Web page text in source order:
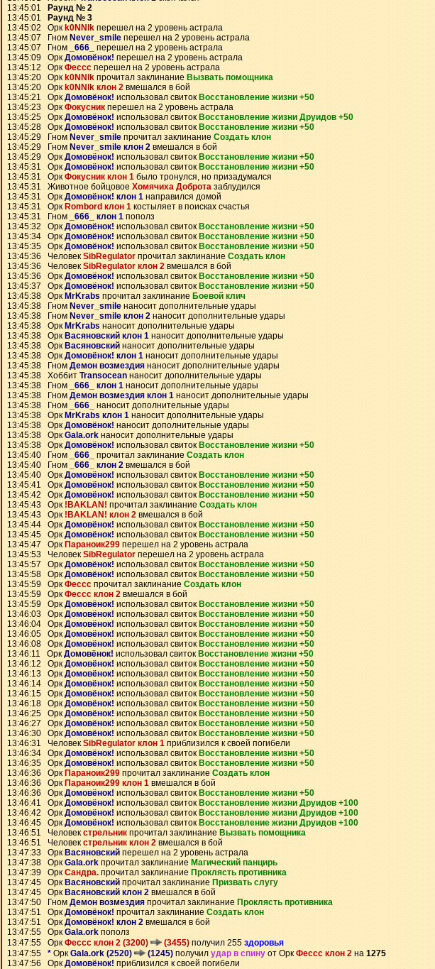
13:45:01
Раунд № 2
13:45:01
Раунд № 3
13:45:02 Орк k0NNlk перешел на 2 уровень астрала
13:45:07 Гном Never_smile перешел на 2 уровень астрала
13:45:07 Гном
_666_
перешел на 2 уровень астрала
13:45:09 ОркДомовёнок! перешел на 2 уровень астрала
13:45:12 ОркФессс перешел на 2 уровень астрала
13:45:20 Орк k0NNlk прочитал заклинание Вызвать помощника
13:45:20 Орк k0NNlk клон 2 вмешался в бой
13:45:21 ОркДомовёнок! использовал свиток Восстановление жизни +50
13:45:23 ОркФокусник перешел на 2 уровень астрала
13:45:25 Орк Домовёнок! использовал свиток Восстановление жизни Друидов +50
13:45:28 ОркДомовёнок! использовал свиток Восстановление жизни +50
13:45:29 Гном Never_smile прочитал заклинание Создать клон
13:45:29 Гном Never_smile клон 2 вмешался в бой
13:45:29 Орк Домовёнок! использовал свиток Восстановление жизни +50
13:45:31 ОркДомовёнок! использовал свиток Восстановление жизни +50
13:45:31 ОркФокусник клон 1 было тронулся, но призадумался
13:45:31 Животное бойцовое Хомячиха Доброта заблудился
13:45:31 Орк Домовёнок! клон 1 направился домой
13:45:31 Орк Rombord клон 1 костыляет в поисках счастья
13:45:31 Гном
_666_ клон 1 пополз
13:45:32 ОркДомовёнок! использовал свиток Восстановление жизни +50
13:45:34 Орк Домовёнок! использовал свиток Восстановление жизни +50
13:45:35 ОркДомовёнок! использовал свиток Восстановление жизни +50
13:45:36 Человек SibRegulator прочитал заклинание Создать клон
13:45:36 ЧеловекSibRegulator клон 2 вмешался в бой
13:45:36 Орк Домовёнок! использовал свиток Восстановление жизни +50
13:45:37 ОркДомовёнок! использовал свиток Восстановление жизни +50
13:45:38 Орк MrKrabs прочитал заклинание Боевой клич
13:45:38 Гном Never_smile наносит дополнительные удары
13:45:38 Гном Never_smile клон 2 наносит дополнительные удары
13:45:38 Орк MrKrabs наносит дополнительные удары
13:45:38 Орк Васяновский клон 1 наносит дополнительные удары
13:45:38 Орк Васяновский наносит дополнительные удары
13:45:38 Орк Домовёнок! клон 1 наносит дополнительные удары
13:45:38 Гном Демон возмездия наносит дополнительные удары
13:45:38 Хоббит Transocean наносит дополнительные удары
13:45:38 Гном
_666_ клон 1 наносит дополнительные удары
13:45:38 Гном Демон возмездия клон 1 наносит дополнительные удары
13:45:38 Гном
_666_
наносит дополнительные удары
13:45:38 Орк MrKrabs клон 1 наносит дополнительные удары
13:45:38 ОркДомовёнок! наносит дополнительные удары
13:45:38 Орк Gala.ork наносит дополнительные удары
13:45:38 ОркДомовёнок! использовал свиток Восстановление жизни +50
13:45:40 Гном
_666_ прочитал заклинание Создать клон
13:45:40 Гном
_666_ клон 2 вмешался в бой
13:45:40 Орк Домовёнок! использовал свиток Восстановление жизни +50
13:45:41 ОркДомовёнок! использовал свиток Восстановление жизни +50
13:45:42 ОркДомовёнок! использовал свиток Восстановление жизни +50
13:45:43 Орк !BAKLAN! прочитал заклинание Создать клон
13:45:43 Орк !BAKLAN! клон 2 вмешался в бой
13:45:44 ОркДомовёнок! использовал свиток Восстановление жизни +50
13:45:45 ОркДомовёнок! использовал свиток Восстановление жизни +50
13:45:47 Орк Параноик299 перешел на 2 уровень астрала
13:45:53 ЧеловекSibRegulator перешел на 2 уровень астрала
13:45:57 ОркДомовёнок! использовал свиток Восстановление жизни +50
13:45:58 ОркДомовёнок! использовал свиток Восстановление жизни +50
13:45:59 ОркФессс прочитал заклинание Создать клон
13:45:59 Орк Фессс клон 2 вмешался в бой
13:45:59 ОркДомовёнок! использовал свиток Восстановление жизни +50
13:46:03 ОркДомовёнок! использовал свиток Восстановление жизни +50
13:46:04 ОркДомовёнок! использовал свиток Восстановление жизни +50
13:46:05 Орк Домовёнок! использовал свиток Восстановление жизни +50
13:46:08 ОркДомовёнок! использовал свиток Восстановление жизни +50
13:46:11 ОркДомовёнок! использовал свиток Восстановление жизни +50
13:46:12 ОркДомовёнок! использовал свиток Восстановление жизни +50
13:46:13 Орк Домовёнок! использовал свиток Восстановление жизни +50
13:46:14 ОркДомовёнок! использовал свиток Восстановление жизни +50
13:46:15 ОркДомовёнок! использовал свиток Восстановление жизни +50
13:46:18 ОркДомовёнок! использовал свиток Восстановление жизни +50
13:46:25 Орк Домовёнок! использовал свиток Восстановление жизни +50
13:46:27 ОркДомовёнок! использовал свиток Восстановление жизни +50
13:46:30 ОркДомовёнок! использовал свиток Восстановление жизни +50
13:46:31 ЧеловекSibRegulator клон 1 приблизился к своей погибели
13:46:34 Орк Домовёнок! использовал свиток Восстановление жизни +50
13:46:35 ОркДомовёнок! использовал свиток Восстановление жизни +50
13:46:36 Орк Параноик299 прочитал заклинание Создать клон
13:46:36 Орк Параноик299 клон 1 вмешался в бой
13:46:36 Орк Домовёнок! использовал свиток Восстановление жизни +50
13:46:41 ОркДомовёнок! использовал свиток Восстановление жизни Друидов +100
13:46:42 ОркДомовёнок! использовал свиток Восстановление жизни Друидов +100
13:46:45 ОркДомовёнок! использовал свиток Восстановление жизни Друидов +100
13:46:51 Человекстрельник прочитал заклинание Вызвать помощника
13:46:51 Человекстрельник клон 2 вмешался в бой
13:47:33 Орк Васяновский перешел на 2 уровень астрала
13:47:38 ОркGala.ork прочитал заклинание Магический панцирь
13:47:39 Орк Сандра. прочитал заклинание Проклясть противника
13:47:45 Орк Васяновский прочитал заклинание Призвать слугу
13:47:45 Орк Васяновский клон 2 вмешался в бой
13:47:50 Гном Демон возмездия прочитал заклинание Проклясть противника
13:47:51 Орк Домовёнок! прочитал заклинание Создать клон
13:47:51 ОркДомовёнок! клон 2 вмешался в бой
13:47:55 ОркGala.ork пополз
13:47:55 ОркФессс клон 2 (3200) (3455) получил 255 здоровья
13:47:55 * Орк Gala.ork (2520) (1245) получил удар в спину от Орк Фессс клон 2 на 1275
13:47:56 Орк Домовёнок! приблизился к своей погибели